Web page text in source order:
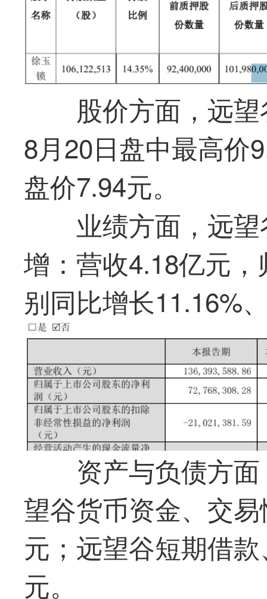
股价方面，远
8月20日盘中最高价
盘价7.94元。
业绩方面，远
增：营收4.18亿元
别同比增长11.16%
资产与负债方
望谷货币资金、交
元；远望谷短期借
元。